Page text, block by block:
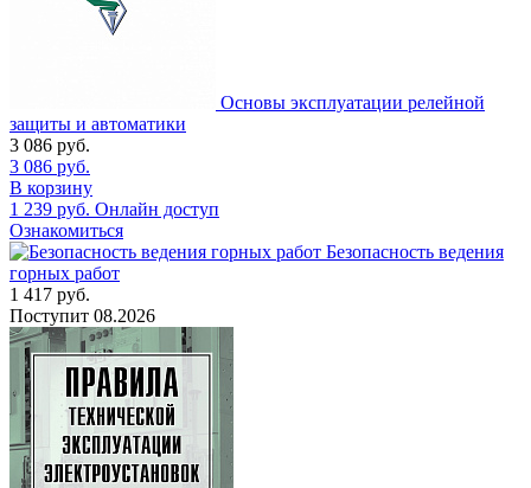
Основы эксплуатации релейной
защиты и автоматики
3 086 руб.
3 086 руб.
В корзину
1 239 руб. Онлайн доступ
Ознакомиться
Безопасность ведения
горных работ
1 417 руб.
Поступит 08.2026